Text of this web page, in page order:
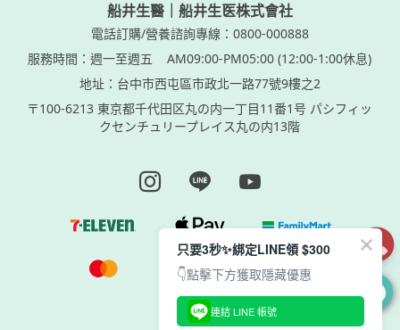
船井生醫｜船井生医株式會社
電話訂購/營養諮詢專線：0800-000888
服務時間：週一至週五
AM09:00-PM05:00 (12:00-1:00休息)
地址：台中市西屯區市政北一路77號9樓之2
〒100-6213 東京都千代田区丸の内一丁目11番1号 パシフィッ
クセンチュリープレイス丸の内13階
Instagram page
Line pageYoutube page
只要3秒✨綁定LINE領 $300
👇點擊下方獲取隱藏優惠
連結 LINE 帳號